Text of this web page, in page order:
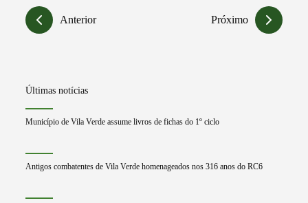
Anterior Próximo
Últimas notícias
Município de Vila Verde assume livros de fichas do 1º ciclo
Antigos combatentes de Vila Verde homenageados nos 316 anos do RC6